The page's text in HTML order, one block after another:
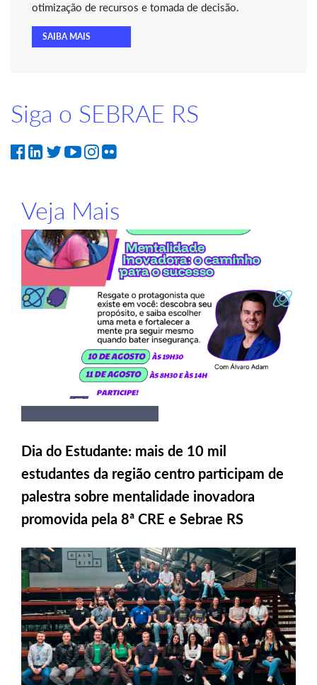
otimização de recursos e tomada de decisão.
SAIBA MAIS
Siga o SEBRAE RS
Veja Mais
Dia do Estudante: mais de 10 mil
estudantes da região centro participam de
palestra sobre mentalidade inovadora
promovida pela 8ª CRE e Sebrae RS